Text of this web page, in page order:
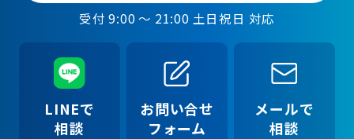
受付 9:00 ～ 21:00 土日祝日 対応
LINEで
相談
お問い合せ
フォーム
メールで
相談